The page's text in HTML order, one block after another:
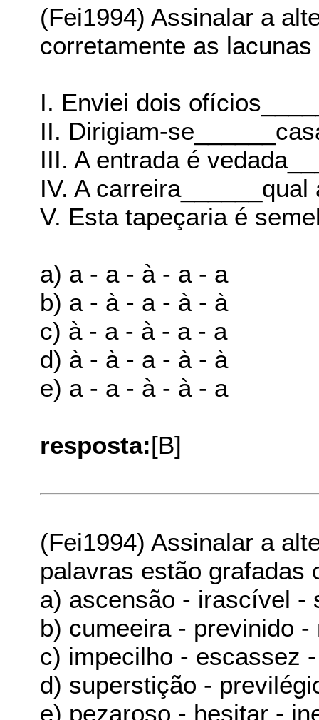
(Fei1994) Assinalar a
corretamente as
I. Enviei dois
II. Dirigiam-
III. A entrada é
IV. A
V. Esta tapeçaria é
a) a - a - à - a - a
b) a - à - a - à - à
c) à - a - à - a - a
d) à - à - a - à - à
e) a - a - à - à - a
resposta:[B]
(Fei1994) Assinalar a
palavras estão grafadas
a) ascensão - irascível -
b) cumeeira - previnido
c) impecilho - escassez
d) superstição -
e) pezaroso - hesitar -